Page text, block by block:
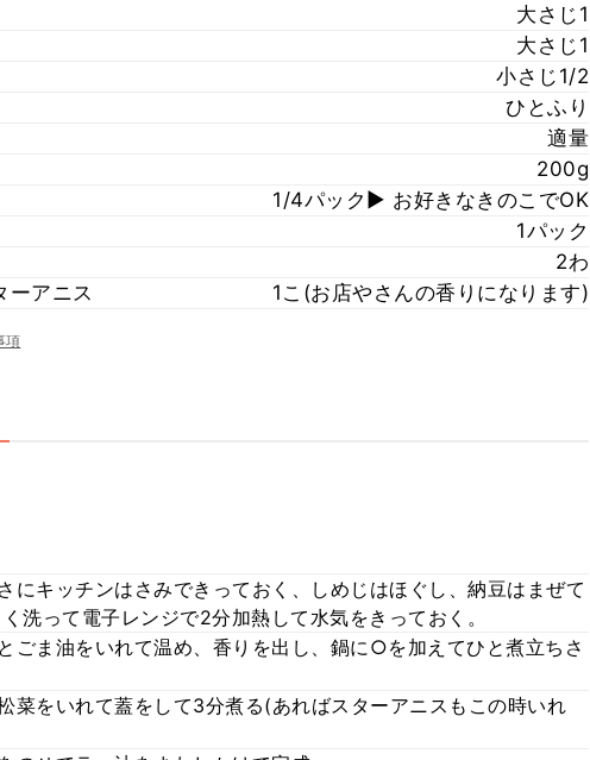
大さじ1
大さじ1
小さじ1/2
ひとふり
適量
200g
1/4パック▶︎ お好きなきのこでOK
1パック
2わ
ーアニス
1こ(お店やさんの香りになります)
項
にキッチンはさみできっておく、しめじはほぐし、納豆はまぜて
洗って電子レンジで2分加熱して水気をきっておく。
ごま油をいれて温め、香りを出し、鍋に○を加えてひと煮立ちさ
菜をいれて蓋をして3分煮る(あればスターアニスもこの時いれ